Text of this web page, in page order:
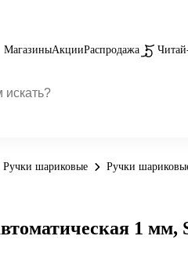
МагазиныАкцииРаспродажа
Ручки шариковые Ручки
1 мм,